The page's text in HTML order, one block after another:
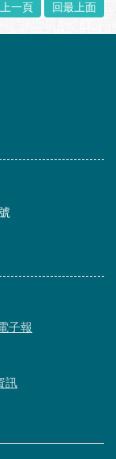
一頁 回最上面
子報
訊